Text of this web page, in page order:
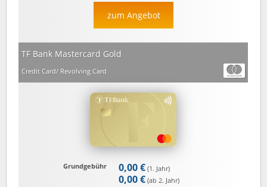
zum Angebot
TF Bank Mastercard Gold
Credit Card/ Revolving Card
Grundgebühr 0,00 € (1. Jahr)
0,00 € (ab 2. Jahr)